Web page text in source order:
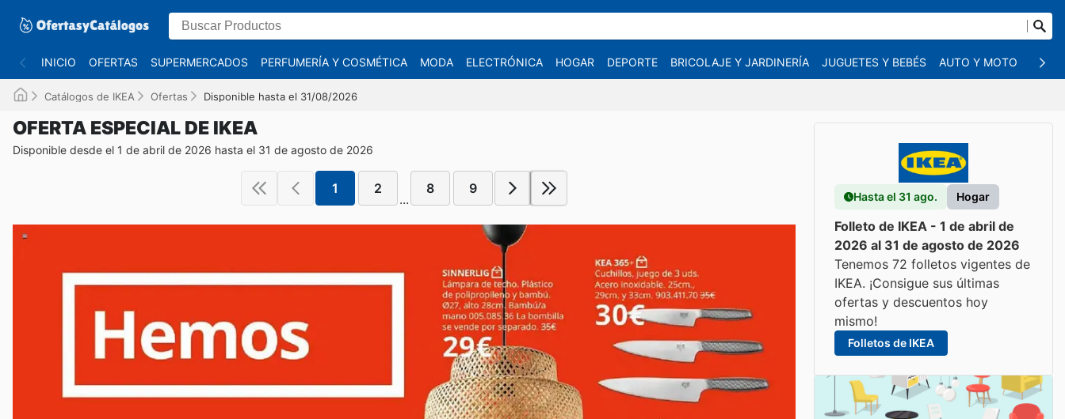
INICIO OFERTAS SUPERMERCADOS PERFUMERÍA Y COSMÉTICA MODA ELECTRÓNICA HOGAR DEPORTE BRICOLAJE Y JARDINERÍA JUGUETES Y BEBÉS AUTO Y MOTO
Catálogos de IKEA Ofertas Disponible hasta el 31/08/2026
OFERTA ESPECIAL DE IKEA
Disponible desde el 1 de abril de 2026 hasta el 31 de agosto de 2026
1 2
...
8 9
Hasta el 31 ago. Hogar
Folleto de IKEA - 1 de abril de
2026 al 31 de agosto de 2026
Tenemos 72 folletos vigentes de
IKEA. ¡Consigue sus últimas
ofertas y descuentos hoy
mismo!
Folletos de IKEA